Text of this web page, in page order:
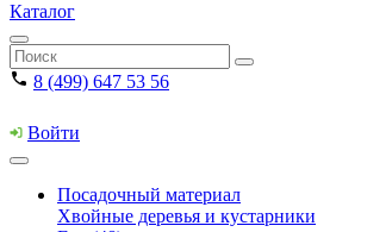
Каталог
8 (499) 647 53 56
Войти
Посадочный материал
Хвойные деревья и кустарники